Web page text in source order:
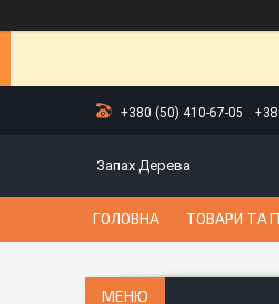
+380 (50) 410-67-05
Запах Дерева
ГОЛОВНА ТОВАРИ ТА